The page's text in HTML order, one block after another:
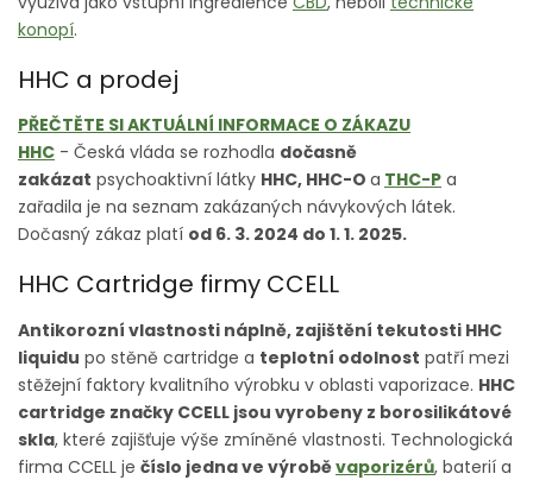
konopí.
HHC a prodej
PŘEČTĚTE SI AKTUÁLNÍ INFORMACE O ZÁKAZU
HHC - Česká vláda se rozhodla dočasně
zakázat psychoaktivní látky HHC, HHC-O a THC-P a
zařadila je na seznam zakázaných návykových látek.
Dočasný zákaz platí od 6. 3. 2024 do 1. 1. 2025.
HHC Cartridge firmy CCELL
Antikorozní vlastnosti náplně, zajištění tekutosti HHC
liquidu po stěně cartridge a teplotní odolnost patří mezi
stěžejní faktory kvalitního výrobku v oblasti vaporizace. HHC
cartridge značky CCELL jsou vyrobeny z borosilikátové
skla, které zajišťuje výše zmíněné vlastnosti. Technologická
firma CCELL je číslo jedna ve výroběvaporizérů, baterií a